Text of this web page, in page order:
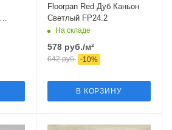
Floorpan Red Дуб Каньон
Светлый FP24.2
На складе
578руб./м²
642руб. -10%
В КОРЗИНУ